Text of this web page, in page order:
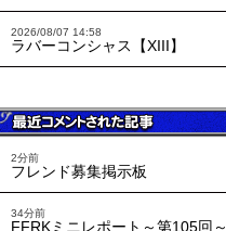
2026/08/07 14:58
ラバーコンシャス【XIII】
2分前
フレンド募集掲示板
34分前
FFRKミニレポート～第105回～